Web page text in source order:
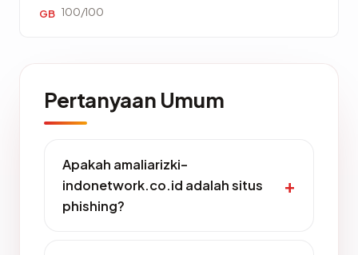
GB 100/100
Pertanyaan Umum
Apakah amaliarizki-
indonetwork.co.id adalah situs
phishing?